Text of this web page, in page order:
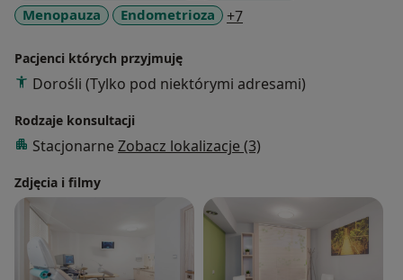
Menopauza
Endometrioza +7a11y_sr_more_diseases
Pacjenci których przyjmuję
Dorośli (Tylko pod niektórymi adresami)
Rodzaje konsultacji
Stacjonarne Zobacz lokalizacje (3)
Zdjęcia i filmy